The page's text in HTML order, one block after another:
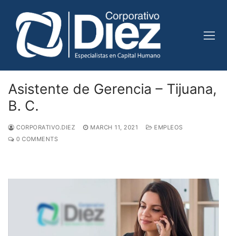
content
Asistente de Gerencia – Tijuana,
B. C.
CORPORATIVO.DIEZ MARCH 11, 2021
EMPLEOS
0 COMMENTS